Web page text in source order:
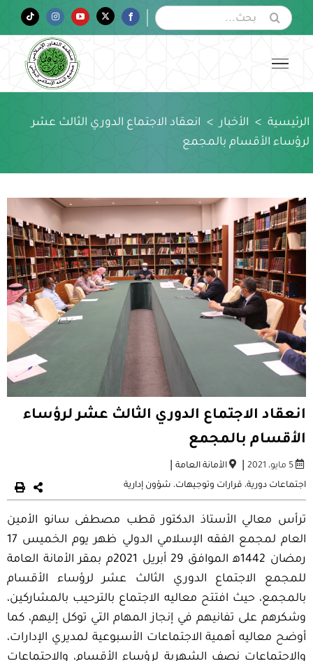
البحث
عن:
Facebook
Twitter
YouTube
Instagram
Tiktok
الرئيسية > الأخبار > انعقاد الاجتماع الدوري الثالث عشر
لرؤساء الأقسام بالمجمع
انعقاد الاجتماع الدوري الثالث عشر لرؤساء
الأقسام بالمجمع
5 مايو، 2021 | الأمانة العامة|
اجتماعات دورية، قرارات وتوجيهات، شؤون إدارية
ترأس معالي الأستاذ الدكتور قطب مصطفى سانو الأمين
العام لمجمع الفقه الإسلامي الدولي ظهر يوم الخميس 17
رمضان 1442ه‍ الموافق 29 أبريل 2021م بمقر الأمانة العامة
للمجمع الاجتماع الدوري الثالث عشر لرؤساء الأقسام
بالمجمع، حيث افتتح معاليه الاجتماع بالترحيب بالمشاركين،
وشكرهم على تفانيهم في إنجاز المهام التي توكل إليهم، كما
أوضح معاليه أهمية الاجتماعات الأسبوعية لمديري الإدارات،
والاجتماعات نصف الشهرية لرؤساء الأقسام، والاجتماعات